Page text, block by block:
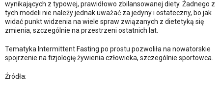
wynikających z typowej, prawidłowo zbilansowanej diety. Żadnego z
tych modeli nie należy jednak uważać za jedyny i ostateczny, bo jak
widać punkt widzenia na wiele spraw związanych z dietetyką się
zmienia, szczególnie na przestrzeni ostatnich lat.
Tematyka Intermittent Fasting po prostu pozwoliła na nowatorskie
spojrzenie na fizjologię żywienia człowieka, szczególnie sportowca.
Źródła: